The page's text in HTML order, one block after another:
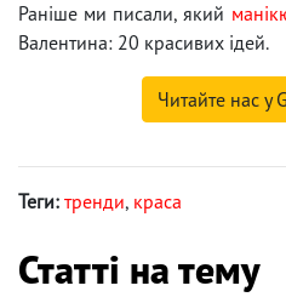
Раніше ми писали, який
Валентина: 20 красивих ідей.
Читайте нас у
Теги: тренди, краса
Статті на тему